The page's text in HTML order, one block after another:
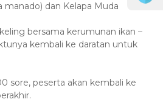
manado) dan Kelapa Muda
bersama kerumunan ikan –
kembali ke daratan untuk
sore, peserta akan kembali ke